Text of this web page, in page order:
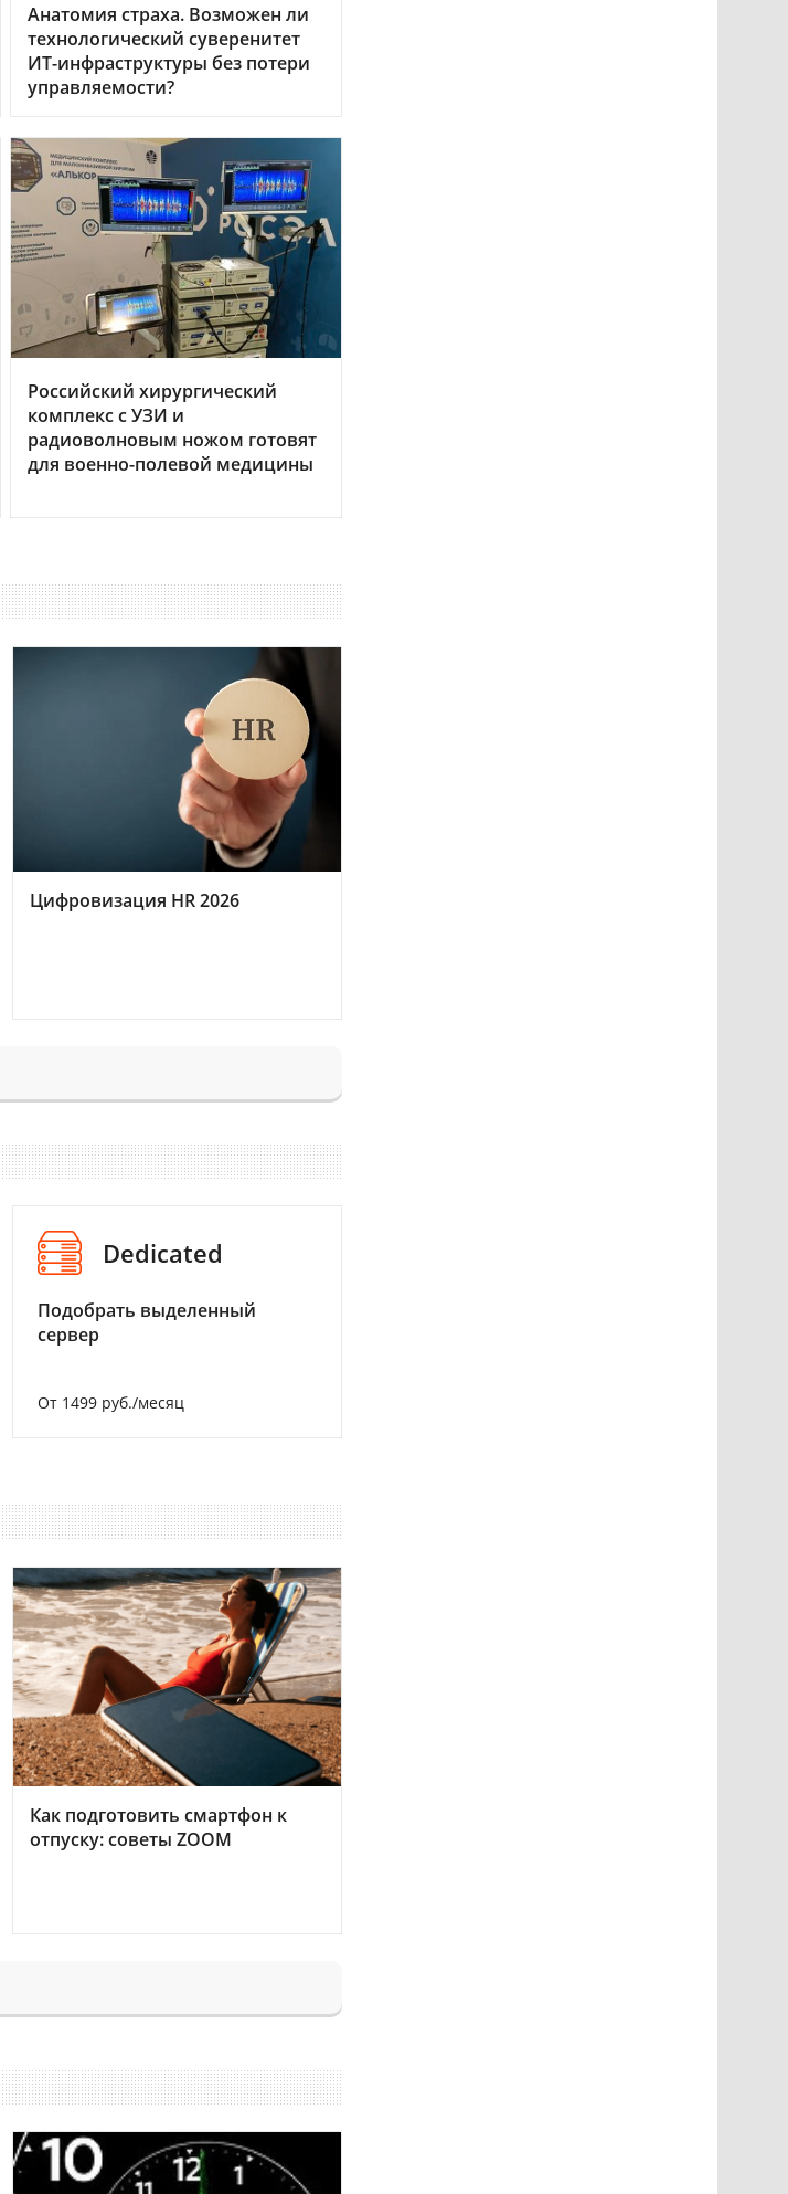
Анатомия страха. Возможен ли
технологический суверенитет
ИТ-инфраструктуры без потери
управляемости?
Российский хирургический
комплекс с УЗИ и
радиоволновым ножом готовят
для военно-полевой медицины
Цифровизация HR 2026
Dedicated
Подобрать выделенный
сервер
От 1499 руб./месяц
Как подготовить смартфон к
отпуску: советы ZOOM